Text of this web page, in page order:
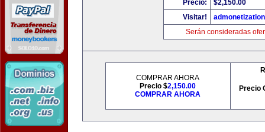
Precio:
$2,150.00
Visitar!
Serán consideradas
COMPRAR AHORA
Precio $2,150.00
COMPRAR AHORA
Precio